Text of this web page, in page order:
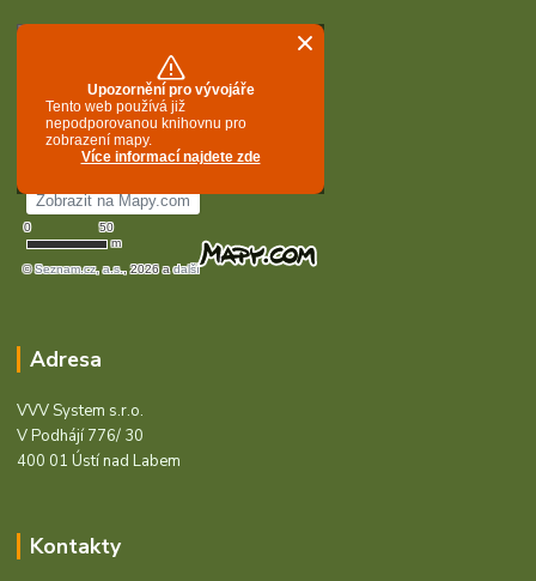
Adresa
VVV System s.r.o.
V Podhájí 776/ 30
400 01 Ústí nad Labem
Kontakty